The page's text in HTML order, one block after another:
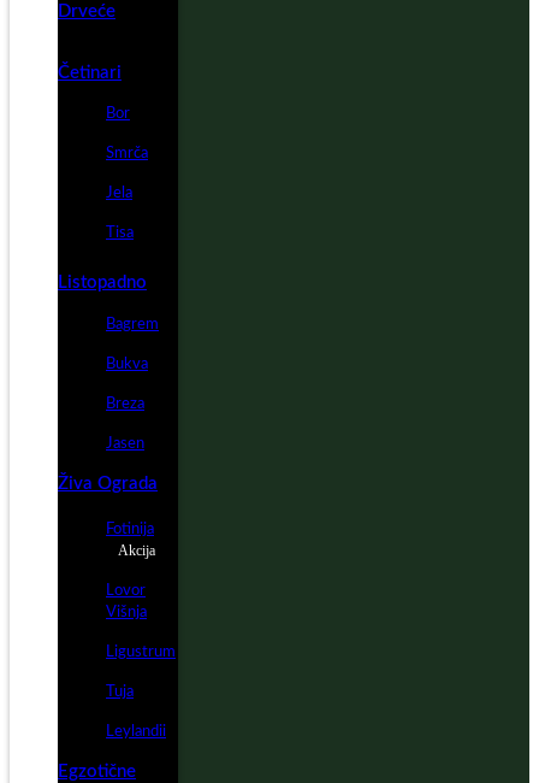
Drveće
Četinari
Bor
Smrča
Jela
Tisa
Listopadno
Bagrem
Bukva
Breza
Jasen
Živa Ograda
Fotinija
Akcija
Lovor
Višnja
Ligustrum
Tuja
Leylandii
Egzotične